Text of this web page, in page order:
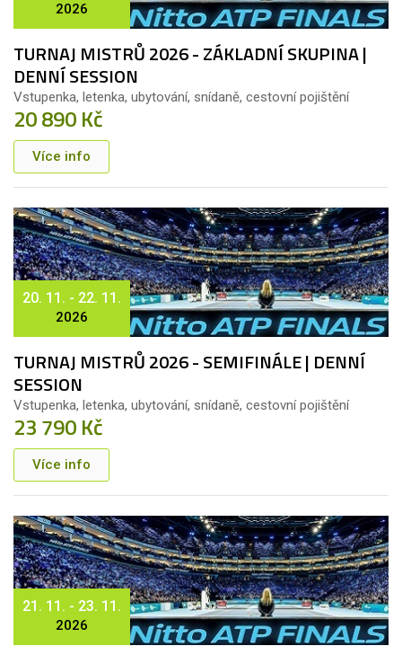
2026
TURNAJ MISTRŮ 2026 - ZÁKLADNÍ SKUPINA |
DENNÍ SESSION
Vstupenka, letenka, ubytování, snídaně, cestovní pojištění
20 890 Kč
Více info
20. 11. - 22. 11.
2026
TURNAJ MISTRŮ 2026 - SEMIFINÁLE | DENNÍ
SESSION
Vstupenka, letenka, ubytování, snídaně, cestovní pojištění
23 790 Kč
Více info
21. 11. - 23. 11.
2026